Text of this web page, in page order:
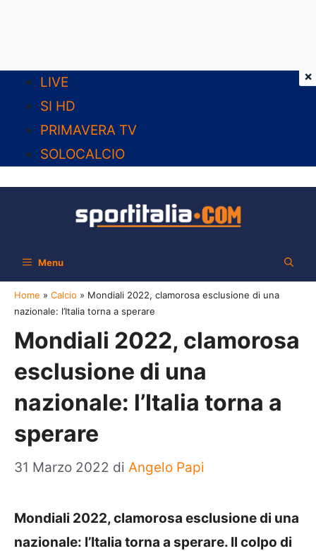
contenuto
LIVE
SI HD
PRIMAVERA TV
SOLOCALCIO
Menu
Home » Calcio » Mondiali 2022, clamorosa esclusione di una
nazionale: l’Italia torna a sperare
Mondiali 2022, clamorosa
esclusione di una
nazionale: l’Italia torna a
sperare
31 Marzo 2022 di Angelo Papi
Mondiali 2022, clamorosa esclusione di una
nazionale: l’Italia torna a sperare. Il colpo di
×